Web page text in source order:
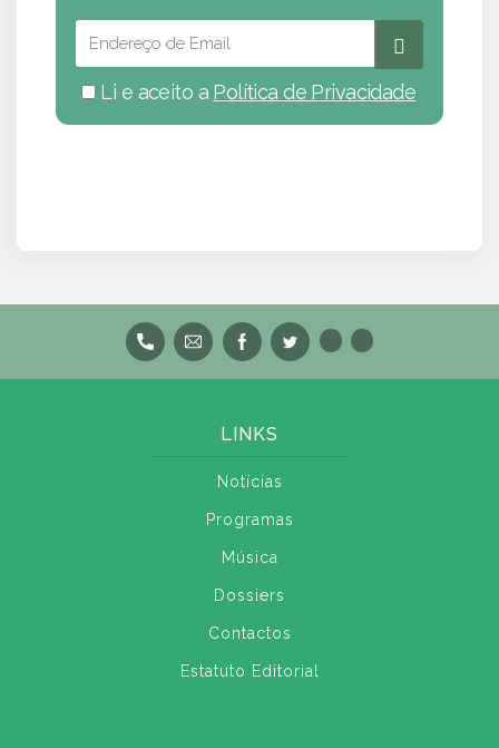
Li e aceito a Política de Privacidade
LINKS
Notícias
Programas
Música
Dossiers
Contactos
Estatuto Editorial